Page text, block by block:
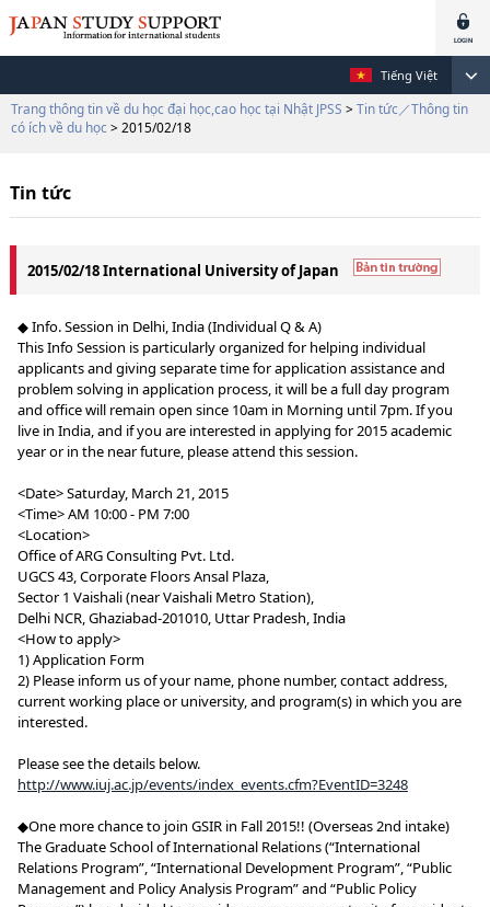
Tiếng Việt
Trang thông tin về du học đại học,cao học tại Nhật JPSS > Tin tức／Thông tin
có ích về du học > 2015/02/18
Tin tức
2015/02/18 International University of Japan
◆ Info. Session in Delhi, India (Individual Q & A)
This Info Session is particularly organized for helping individual
applicants and giving separate time for application assistance and
problem solving in application process, it will be a full day program
and office will remain open since 10am in Morning until 7pm. If you
live in India, and if you are interested in applying for 2015 academic
year or in the near future, please attend this session.
<Date> Saturday, March 21, 2015
<Time> AM 10:00 - PM 7:00
<Location>
Office of ARG Consulting Pvt. Ltd.
UGCS 43, Corporate Floors Ansal Plaza,
Sector 1 Vaishali (near Vaishali Metro Station),
Delhi NCR, Ghaziabad-201010, Uttar Pradesh, India
<How to apply>
1) Application Form
2) Please inform us of your name, phone number, contact address,
current working place or university, and program(s) in which you are
interested.
Please see the details below.
http://www.iuj.ac.jp/events/index_events.cfm?EventID=3248
◆One more chance to join GSIR in Fall 2015!! (Overseas 2nd intake)
The Graduate School of International Relations (“International
Relations Program”, “International Development Program”, “Public
Management and Policy Analysis Program” and “Public Policy